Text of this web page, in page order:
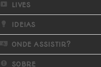
LIVES
IDEIAS
ONDE ASSISTIR?
SOBRE